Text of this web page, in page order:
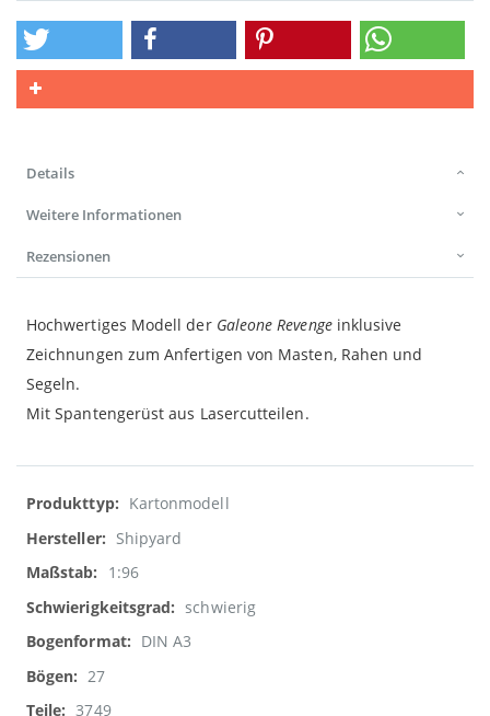
Details
Weitere Informationen
Rezensionen
Hochwertiges Modell der Galeone Revengeinklusive
Zeichnungen zum Anfertigen von Masten, Rahen und
Segeln.
Mit Spantengerüst aus Lasercutteilen.
Weitere
Informationen
Kartonmodell
Shipyard
1:96
schwierig
DIN A3
27
3749